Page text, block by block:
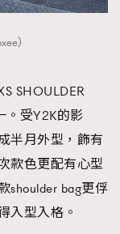
）
SHOULDER
。受Y2K的影
半月外型，飾有
款色更配有心型
shoulder bag更俘
入型入格。